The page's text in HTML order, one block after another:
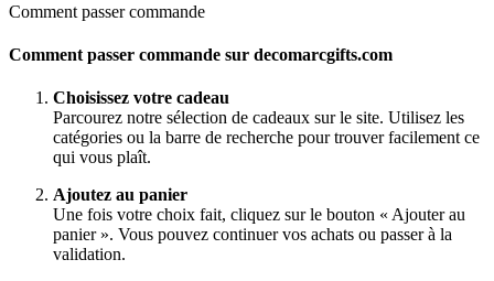
Comment passer commande
Comment passer commande sur decomarcgifts.com
Choisissez votre cadeau
Parcourez notre sélection de cadeaux sur le site. Utilisez les
catégories ou la barre de recherche pour trouver facilement ce
qui vous plaît.
Ajoutez au panier
Une fois votre choix fait, cliquez sur le bouton « Ajouter au
panier ». Vous pouvez continuer vos achats ou passer à la
validation.